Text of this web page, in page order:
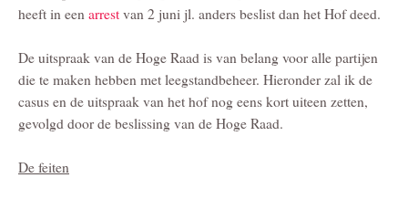
heeft in een arrest van 2 juni jl. anders beslist dan het Hof deed.
De uitspraak van de Hoge Raad is van belang voor alle partijen
die te maken hebben met leegstandbeheer. Hieronder zal ik de
casus en de uitspraak van het hof nog eens kort uiteen zetten,
gevolgd door de beslissing van de Hoge Raad.
De feiten